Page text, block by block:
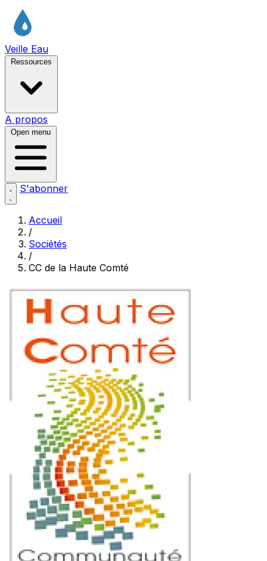
Veille Eau
Ressources
A propos
Open menu
S'abonner
Accueil
/
Sociétés
/
CC de la Haute Comté